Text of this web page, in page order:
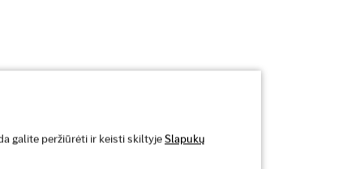
galite peržiūrėti ir keisti skiltyjeSlapukų